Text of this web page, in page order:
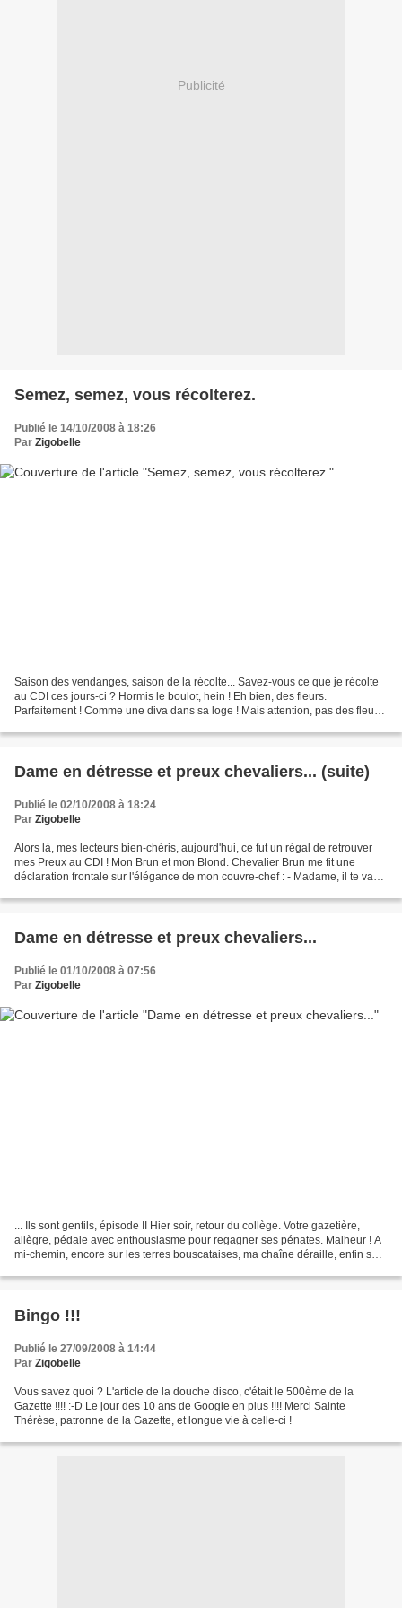
Publicité
Semez, semez, vous récolterez.
Publié le 14/10/2008 à 18:26
Par Zigobelle
Saison des vendanges, saison de la récolte... Savez-vous ce que je récolte
au CDI ces jours-ci ? Hormis le boulot, hein ! Eh bien, des fleurs.
Parfaitement ! Comme une diva dans sa loge ! Mais attention, pas des fleurs
Dame en détresse et preux chevaliers... (suite)
Publié le 02/10/2008 à 18:24
Par Zigobelle
Alors là, mes lecteurs bien-chéris, aujourd'hui, ce fut un régal de retrouver
mes Preux au CDI ! Mon Brun et mon Blond. Chevalier Brun me fit une
déclaration frontale sur l'élégance de mon couvre-chef : - Madame, il te va
Dame en détresse et preux chevaliers...
Publié le 01/10/2008 à 07:56
Par Zigobelle
... Ils sont gentils, épisode II Hier soir, retour du collège. Votre gazetière,
allègre, pédale avec enthousiasme pour regagner ses pénates. Malheur ! A
mi-chemin, encore sur les terres bouscataises, ma chaîne déraille, enfin se
Bingo !!!
Publié le 27/09/2008 à 14:44
Par Zigobelle
Vous savez quoi ? L'article de la douche disco, c'était le 500ème de la
Gazette !!!! :-D Le jour des 10 ans de Google en plus !!!! Merci Sainte
Thérèse, patronne de la Gazette, et longue vie à celle-ci !